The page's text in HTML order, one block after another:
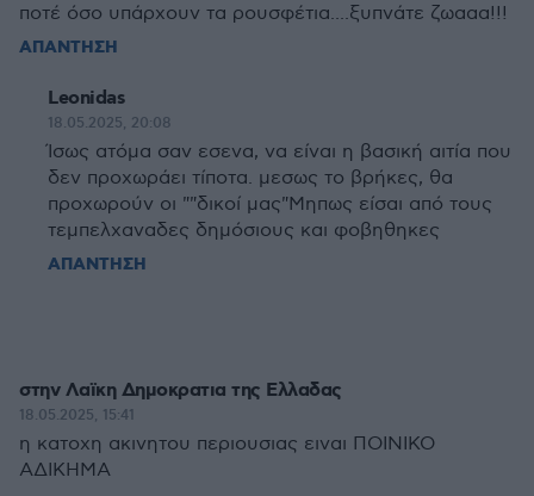
ποτέ όσο υπάρχουν τα ρουσφέτια....ξυπνάτε ζωααα!!!
ΑΠΑΝΤΗΣΗ
Leonidas
18.05.2025, 20:08
Ίσως ατόμα σαν εσενα, να είναι η βασική αιτία που
δεν προχωράει τίποτα. μεσως το βρήκες, θα
προχωρούν οι ""δικοί μας"Μηπως είσαι από τους
τεμπελχαναδες δημόσιους και φοβηθηκες
ΑΠΑΝΤΗΣΗ
στην Λαϊκη Δημοκρατια της Ελλαδας
18.05.2025, 15:41
η κατοχη ακινητου περιουσιας ειναι ΠΟΙΝΙΚΟ
ΑΔΙΚΗΜΑ